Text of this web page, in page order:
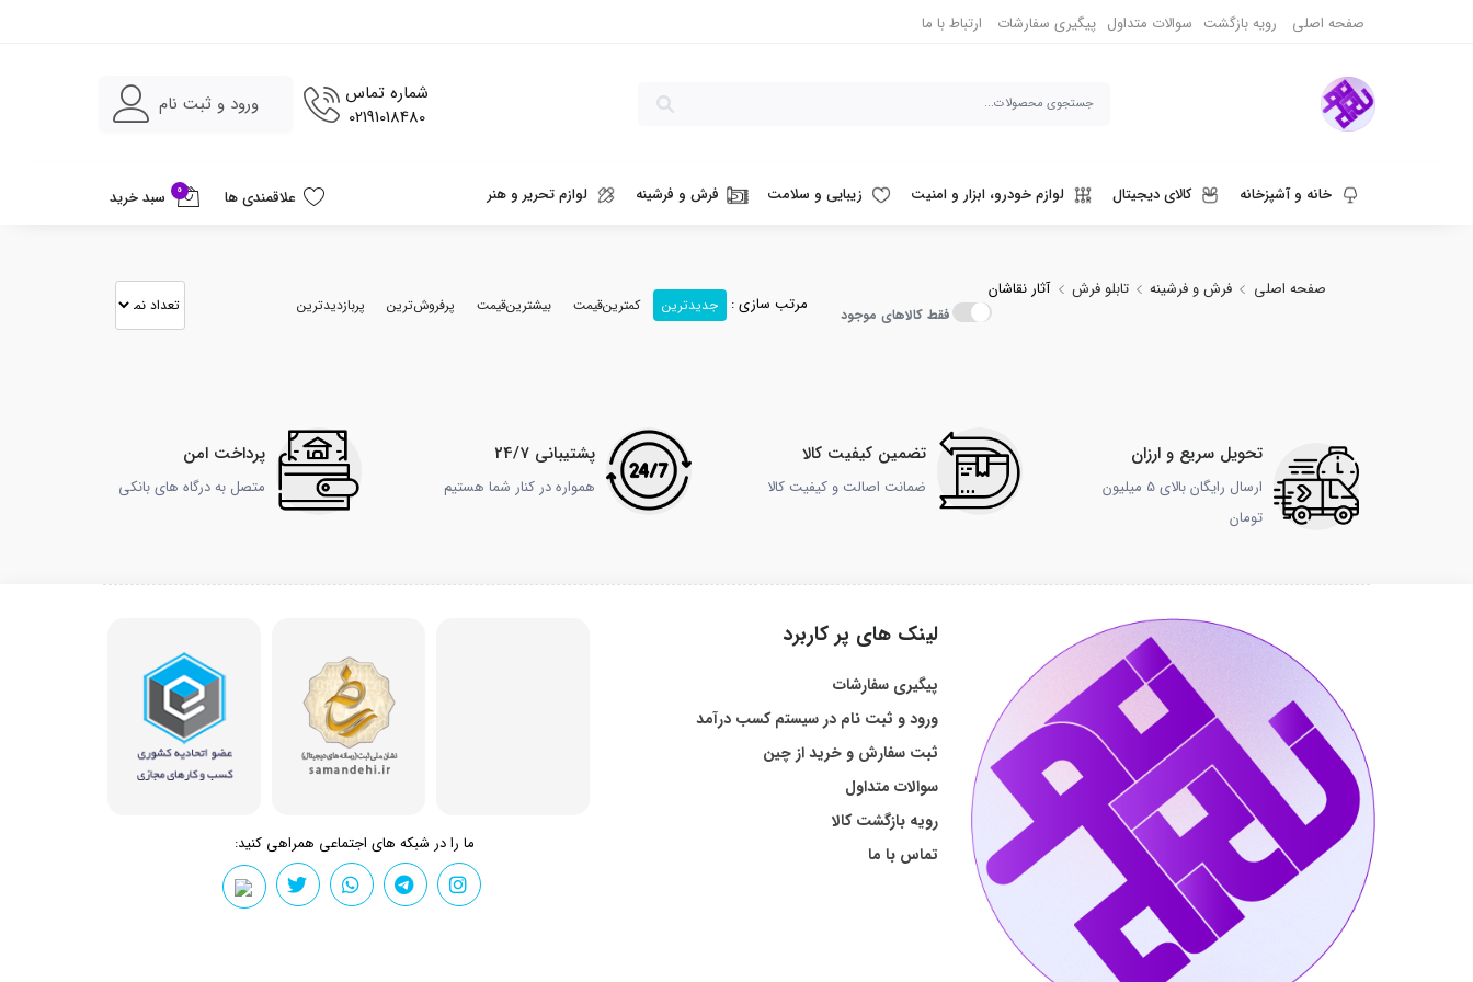
صفحه اصلی رویه بازگشت سوالات متداول پیگیری سفارشات ارتباط با ما
شماره تماس
02191018480
ورود و ثبت نام
خانه و آشپزخانه کالای دیجیتال لوازم خودرو، ابزار و امنیت زیبایی و سلامت فرش و فرشینه لوازم تحریر و هنر علاقمندی ها 0 سبد خرید
صفحه اصلی فرش و فرشینه تابلو فرش آثار نقاشان
فقط کالاهای موجود مرتب سازی : جدیدترین کمترین‌قیمت بیشترین‌قیمت پرفروش‌ترین پربازدیدترین
تحویل سریع و ارزان
ارسال رایگان بالای 5 میلیون
تومان
تضمین کیفیت کالا
ضمانت اصالت و کیفیت کالا
پشتیبانی 24/7
همواره در کنار شما هستیم
پرداخت امن
متصل به درگاه های بانکی
لینک های پر کاربرد
پیگیری سفارشات
ورود و ثبت نام در سیستم کسب درآمد
ثبت سفارش و خرید از چین
سوالات متداول
رویه بازگشت کالا
تماس با ما
ما را در شبکه های اجتماعی همراهی کنید: